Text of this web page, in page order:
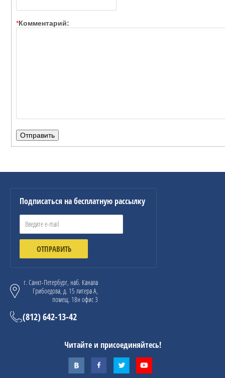
*Комментарий:
Подписаться на бесплатную рассылку
ОТПРАВИТЬ
г. Санкт-Петербург, наб. Канала
Грибоедова, д. 15 литера А,
помещ. 18н офис 3
(812) 642-13-42
Читайте и присоединяйтесь!